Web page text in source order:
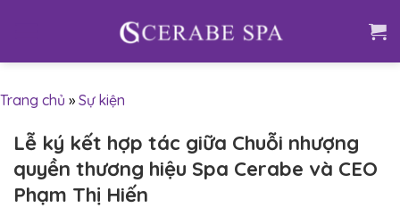
Trang chủ » Sự kiện
Lễ ký kết hợp tác giữa Chuỗi nhượng
quyền thương hiệu Spa Cerabe và CEO
Phạm Thị Hiến